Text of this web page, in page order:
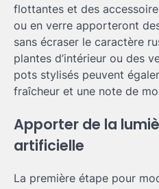
flottantes et des
ou en verre apporteront
sans écraser le caractère
plantes d’intérieur ou des
pots stylisés peuvent
fraîcheur et une note de
Apporter de la
artificielle
La première étape pour